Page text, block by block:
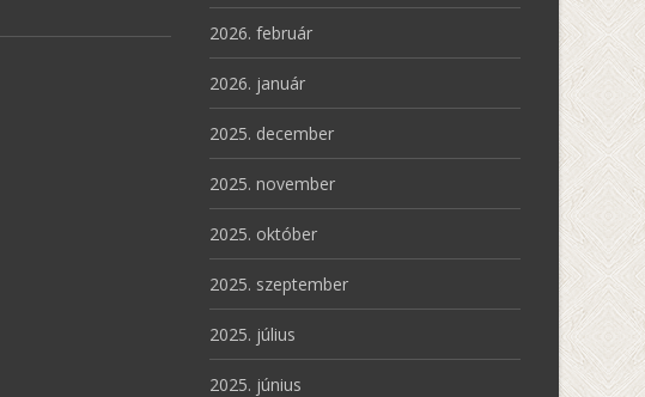
2026. február
2026. január
2025. december
2025. november
2025. október
2025. szeptember
2025. július
2025. június